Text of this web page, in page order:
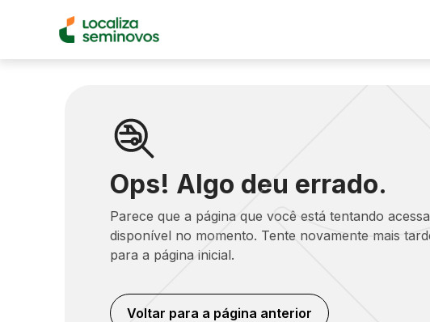
Ops! Algo deu errado.
Parece que a página que você está tentando
disponível no momento. Tente novamente mais
para a página inicial.
Voltar para a página anterior